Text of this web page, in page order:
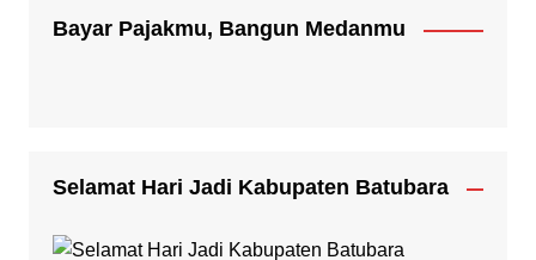
Bayar Pajakmu, Bangun Medanmu
Selamat Hari Jadi Kabupaten Batubara